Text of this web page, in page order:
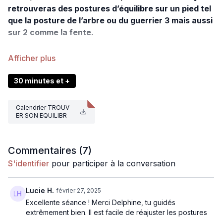
retrouveras des postures d’équilibre sur un pied tel
que la posture de l’arbre ou du guerrier 3 mais aussi
sur 2 comme la fente.
Je vais t’apprendre comment utiliser tes appuis
chemin.
J’ai choisi de commencer ce cours par
de respiration et une posture de Yin Yoga
l’équilibre est facile.
Le flow de postures choisi est répété deux fois en
aller pas à pas vers un meilleur équilibre et une
découverte des possibilités de ton corps.
30 minutes et +
Calendrier TROUV
ER SON EQUILIBR
Commentaires (7)
S'identifier pour participer à la conversation
Lucie H. février 27, 2025
Excellente séance ! Merci Delphine, tu guidés
extrêmement bien. Il est facile de réajuster les postures